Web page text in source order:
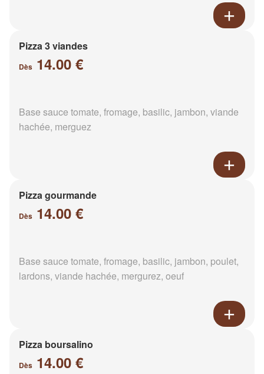
Pizza 3 viandes
Dès 14.00 €
Base sauce tomate, fromage, basilic, jambon, viande
hachée, merguez
Pizza gourmande
Dès 14.00 €
Base sauce tomate, fromage, basilic, jambon, poulet,
lardons, viande hachée, mergurez, oeuf
Pizza boursalino
Dès 14.00 €